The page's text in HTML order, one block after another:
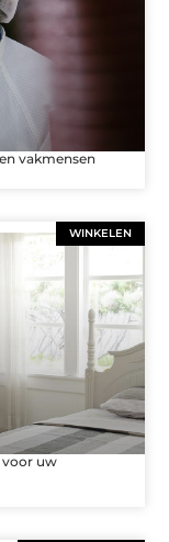
vakmensen
WINKELEN
voor uw